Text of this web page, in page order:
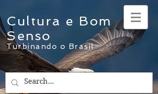
Cultura e Bom
Senso
Turbinando o Brasil